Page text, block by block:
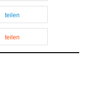
teilen
teilen